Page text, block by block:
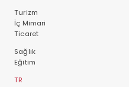
Turizm
İç Mimari
Ticaret
Sağlık
Eğitim
TR